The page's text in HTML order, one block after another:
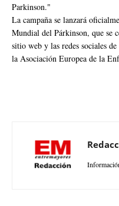
Parkinson."
La campaña se lanzará
Mundial del Párkinson, que se
sitio web y las redes sociales
la Asociación Europea de la